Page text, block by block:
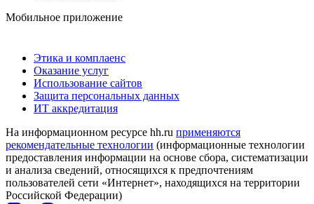
Мобильное приложение
Этика и комплаенс
Оказание услуг
Использование сайтов
Защита персональных данных
ИТ аккредитация
На информационном ресурсе hh.ru применяются
рекомендательные технологии (информационные технологии
предоставления информации на основе сбора, систематизации
и анализа сведений, относящихся к предпочтениям
пользователей сети «Интернет», находящихся на территории
Российской Федерации)